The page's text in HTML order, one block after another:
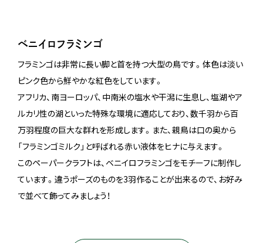
ベニイロフラミンゴ
フラミンゴは非常に長い脚と首を持つ大型の鳥です。体色は淡い
ピンク色から鮮やかな紅色をしています。
アフリカ、南ヨーロッパ、中南米の塩水や干潟に生息し、塩湖やア
ルカリ性の湖といった特殊な環境に適応しており、数千羽から百
万羽程度の巨大な群れを形成します。また、親鳥は口の奥から
「フラミンゴミルク」と呼ばれる赤い液体をヒナに与えます。
このペーパークラフトは、ベニイロフラミンゴをモチーフに制作し
ています。違うポーズのものを3羽作ることが出来るので、お好み
で並べて飾ってみましょう！